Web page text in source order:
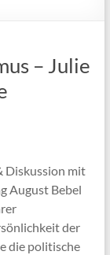
– Julie
Diskussion mit
August Bebel
der
die politische